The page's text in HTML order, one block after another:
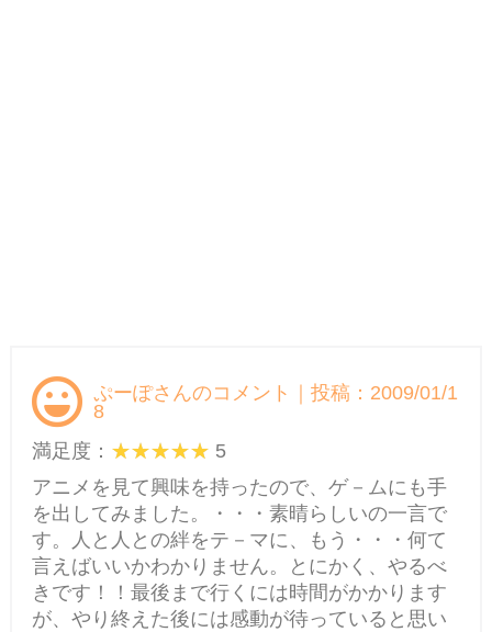
ぷーぽさんのコメント｜投稿：2009/01/1
8
満足度：
5
アニメを見て興味を持ったので、ゲ－ムにも手
を出してみました。・・・素晴らしいの一言で
す。人と人との絆をテ－マに、もう・・・何て
言えばいいかわかりません。とにかく、やるべ
きです！！最後まで行くには時間がかかります
が、やり終えた後には感動が待っていると思い